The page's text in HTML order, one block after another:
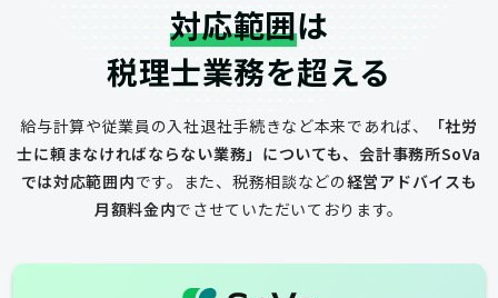
対応範囲は
税理士業務を超える
給与計算や従業員の入社退社手続きなど本来であれば、
「社労
士に頼まなければならない業務」についても、会計事務所SoVa
では対応範囲内です。 また、税務相談などの経営アドバイスも
月額料金内でさせていただいております。